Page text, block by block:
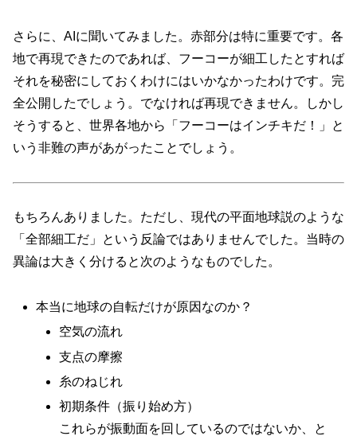
さらに、AIに聞いてみました。赤部分は特に重要です。各
地で再現できたのであれば、フーコーが細工したとすれば
それを秘密にしておくわけにはいかなかったわけです。完
全公開したでしょう。でなければ再現できません。しかし
そうすると、世界各地から「フーコーはインチキだ！」と
いう非難の声があがったことでしょう。
もちろんありました。ただし、現代の平面地球説のような
「全部細工だ」という反論ではありませんでした。当時の
異論は大きく分けると次のようなものでした。
本当に地球の自転だけが原因なのか？
空気の流れ
支点の摩擦
糸のねじれ
初期条件（振り始め方）
これらが振動面を回しているのではないか、と